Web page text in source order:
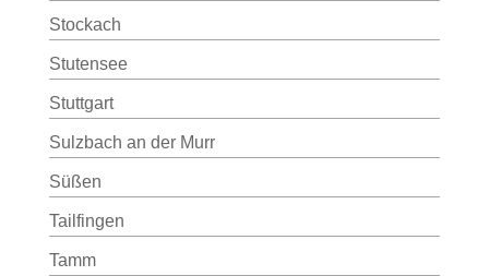
Stockach
Stutensee
Stuttgart
Sulzbach an der Murr
Süßen
Tailfingen
Tamm